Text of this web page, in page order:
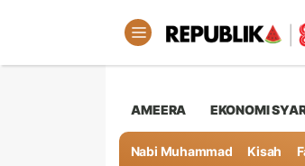
AMEERA EKONOMI
Nabi Muhammad Kisah